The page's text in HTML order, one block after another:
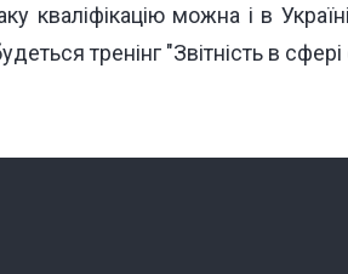
кваліфікацію можна і в
тренінг "Звітність в